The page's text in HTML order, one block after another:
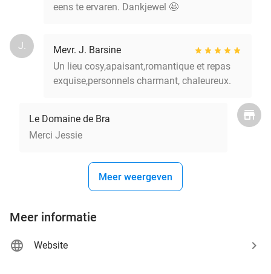
eens te ervaren. Dankjewel 🤩
J.
Mevr. J. Barsine
Un lieu cosy,apaisant,romantique et repas
exquise,personnels charmant, chaleureux.
Le Domaine de Bra
Merci Jessie
Meer weergeven
Meer informatie
Website